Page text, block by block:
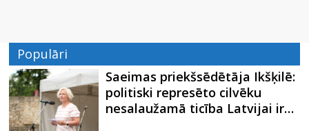
Populāri
Saeimas priekšsēdētāja Ikšķilē:
politiski represēto cilvēku
nesalaužamā ticība Latvijai ir…